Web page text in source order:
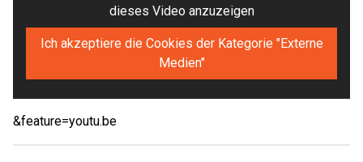
dieses Video anzuzeigen
Ich akzeptiere die Cookies der Kategorie "Externe
Medien"
&feature=youtu.be